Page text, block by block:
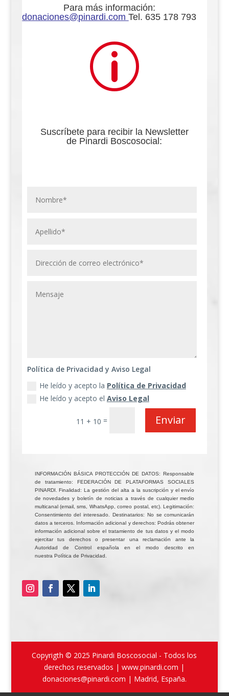
Para más información:
donaciones@pinardi.comTel. 635 178 793
p
Suscríbete para recibir la Newsletter
de Pinardi Boscosocial:
Política de Privacidad y Aviso Legal
He leído y acepto la Política de Privacidad
He leído y acepto el Aviso Legal
11 + 10 = Enviar
INFORMACIÓN BÁSICA PROTECCIÓN DE DATOS: Responsable
de tratamiento: FEDERACIÓN DE PLATAFORMAS SOCIALES
PINARDI. Finalidad: La gestión del alta a la suscripción y el envío
de novedades y boletín de noticias a través de cualquier medio
multicanal (email, sms, WhatsApp, correo postal, etc). Legitimación:
Consentimiento del interesado. Destinatarios: No se comunicarán
datos a terceros. Información adicional y derechos: Podrás obtener
información adicional sobre el tratamiento de tus datos y el modo
ejercitar tus derechos o presentar una reclamación ante la
Autoridad de Control española en el modo descrito en
nuestra Política de Privacidad.
Copyrigth © 2025 Pinardi Boscosocial - Todos los
derechos reservados | www.pinardi.com |
donaciones@pinardi.com | Madrid, España.